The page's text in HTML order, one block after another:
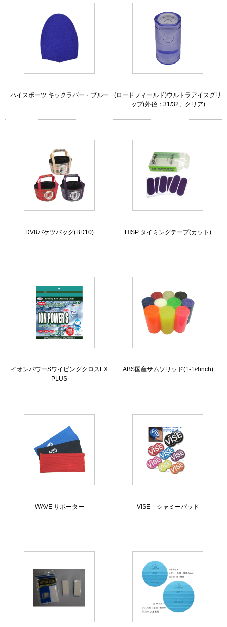
ハイスポーツ キックラバー・ブルー
(ロードフィールド)ウルトラアイスグリ
ップ(外径：31/32、クリア)
DV8バケツバッグ(BD10) HISP タイミングテープ(カット)
イオンパワーSワイピングクロスEX
PLUS
ABS国産サムソリッド(1-1/4inch)
WAVE サポーター VISE シャミーパッド